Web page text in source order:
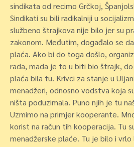
sindikata od recimo Grčkoj,
Sindikati su bili radikalniji u
službeno štrajkova nije bilo jer su
zakonom. Međutim, događalo se
plaća. Ako bi do toga došlo,
rada, mada je to u biti bio štrajk,
plaća bila tu. Krivci za stanje u
menadžeri, odnosno vodstva koja
ništa poduzimala. Puno njih je tu
Uzmimo na primjer kooperante.
korist na račun tih kooperacija. Tu
menadžerske plaće. Tu je bilo i